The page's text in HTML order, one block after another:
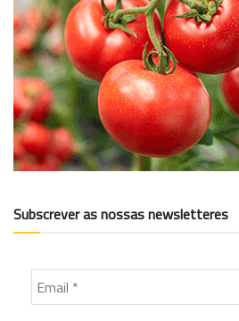
Subscrever as nossas newsletteres